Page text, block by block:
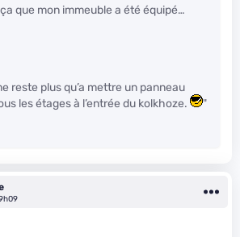
que mon immeuble a été équipé…
reste plus qu’a mettre un panneau
les étages à l’entrée du kolkhoze.
"